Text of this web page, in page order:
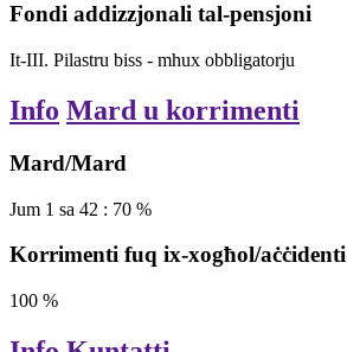
Fondi addizzjonali tal-pensjoni
It-III. Pilastru biss - mhux obbligatorju
Info Mard u korrimenti
Mard/Mard
Jum 1 sa 42 : 70 %
Korrimenti fuq ix-xogħol/aċċidenti
100 %